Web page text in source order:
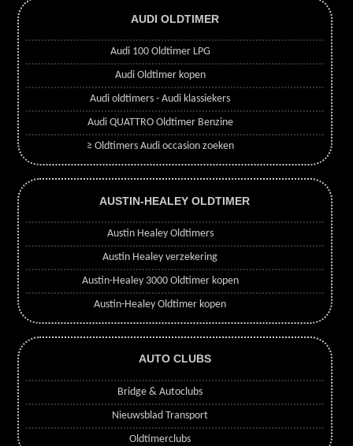
AUDI OLDTIMER
Audi 100 Oldtimer LPG
Audi Oldtimer kopen
Audi oldtimers - Audi klassiekers
Audi QUATTRO Oldtimer Benzine
≥ Oldtimers Audi occasion zoeken
AUSTIN-HEALEY OLDTIMER
Austin Healey Oldtimers
Austin Healey verzekering
Austin-Healey 3000 Oldtimer kopen
Austin-Healey Oldtimer kopen
AUTO CLUBS
Bridge & Autoclubs
Nieuwsblad Transport
Oldtimerclubs